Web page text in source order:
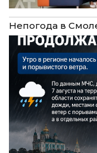
Непогода в